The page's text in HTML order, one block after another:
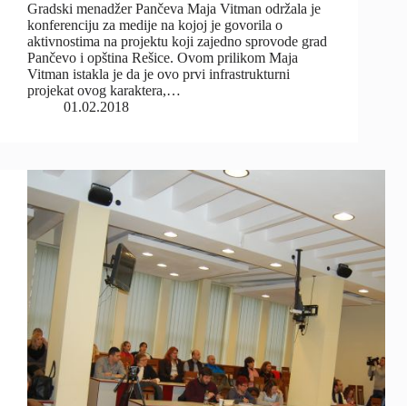
Gradski menadžer Pančeva Maja Vitman održala je
konferenciju za medije na kojoj je govorila o
aktivnostima na projektu koji zajedno sprovode grad
Pančevo i opština Rešice. Ovom prilikom Maja
Vitman istakla je da je ovo prvi infrastrukturni
projekat ovog karaktera,…
01.02.2018